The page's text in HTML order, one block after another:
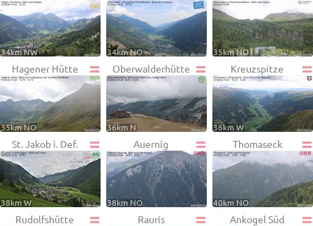
34km NW 34km NO 35km NO
Hagener Hütte
35km NO
Oberwalderhütte
36km N
Kreuzspitze
36km W
St. Jakob i. Def.
38km W
Auernig
38km NO
Thomaseck
40km NO
Rudolfshütte Rauris Ankogel Süd